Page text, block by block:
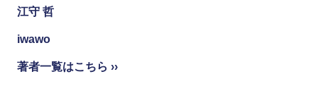
江守 哲
iwawo
著者一覧はこちら ››